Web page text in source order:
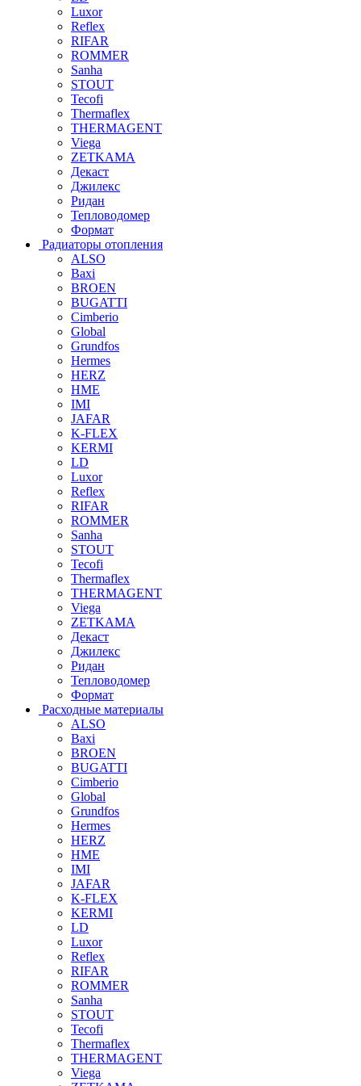
Luxor
Reflex
RIFAR
ROMMER
Sanha
STOUT
Tecofi
Thermaflex
THERMAGENT
Viega
ZETKAMA
Декаст
Джилекс
Ридан
Тепловодомер
Формат
Радиаторы отопления
ALSO
Baxi
BROEN
BUGATTI
Cimberio
Global
Grundfos
Hermes
HERZ
HME
IMI
JAFAR
K-FLEX
KERMI
LD
Luxor
Reflex
RIFAR
ROMMER
Sanha
STOUT
Tecofi
Thermaflex
THERMAGENT
Viega
ZETKAMA
Декаст
Джилекс
Ридан
Тепловодомер
Формат
Расходные материалы
ALSO
Baxi
BROEN
BUGATTI
Cimberio
Global
Grundfos
Hermes
HERZ
HME
IMI
JAFAR
K-FLEX
KERMI
LD
Luxor
Reflex
RIFAR
ROMMER
Sanha
STOUT
Tecofi
Thermaflex
THERMAGENT
Viega